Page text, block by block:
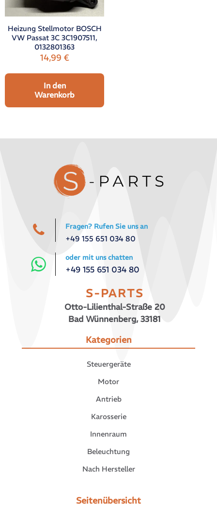
Heizung Stellmotor BOSCH
VW Passat 3C 3C1907511,
0132801363
14,99 €
In den
Warenkorb
Fragen? Rufen Sie uns an
+49 155 651 034 80
oder mit uns chatten
+49 155 651 034 80
S-PARTS
Otto-Lilienthal-Straße 20
Bad Wünnenberg, 33181
Kategorien
Steuergeräte
Motor
Antrieb
Karosserie
Innenraum
Beleuchtung
Nach Hersteller
Seitenübersicht